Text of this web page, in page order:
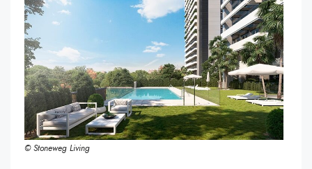
© Stoneweg Living